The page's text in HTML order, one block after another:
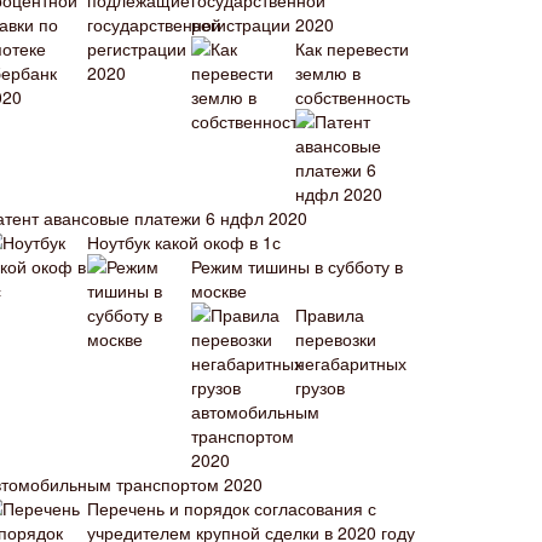
регистрации 2020
Как перевести
землю в
собственность
авансовые платежи 6 ндфл 2020
Ноутбук какой окоф в 1с
Режим тишины в субботу в
москве
Правила
перевозки
негабаритных
грузов
транспортом 2020
Перечень и порядок согласования с
учредителем крупной сделки в 2020 году